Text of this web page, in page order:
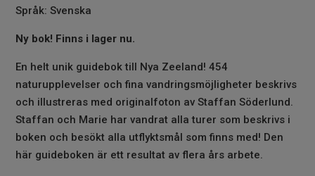
Språk: Svenska
Ny bok! Finns i lager nu.
En helt unik guidebok till Nya Zeeland! 454
naturupplevelser och fina vandringsmöjligheter beskrivs
och illustreras med originalfoton av Staffan Söderlund.
Staffan och Marie har vandrat alla turer som beskrivs i
boken och besökt alla utflyktsmål som finns med! Den
här guideboken är ett resultat av flera års arbete.